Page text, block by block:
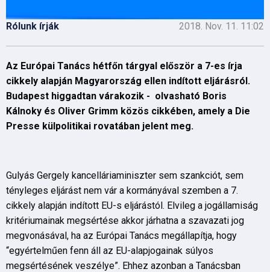
Rólunk írják 2018. Nov. 11. 11:02
Az Európai Tanács hétfőn tárgyal először a 7-es írja
cikkely alapján Magyarország ellen indított eljárásról.
Budapest higgadtan várakozik - olvasható Boris
Kálnoky és Oliver Grimm közös cikkében, amely a Die
Presse külpolitikai rovatában jelent meg.
Gulyás Gergely kancelláriaminiszter sem szankciót, sem
tényleges eljárást nem vár a kormányával szemben a 7.
cikkely alapján indított EU-s eljárástól. Elvileg a jogállamiság
kritériumainak megsértése akkor járhatna a szavazati jog
megvonásával, ha az Európai Tanács megállapítja, hogy
“egyértelműen fenn áll az EU-alapjogainak súlyos
megsértésének veszélye”. Ehhez azonban a Tanácsban